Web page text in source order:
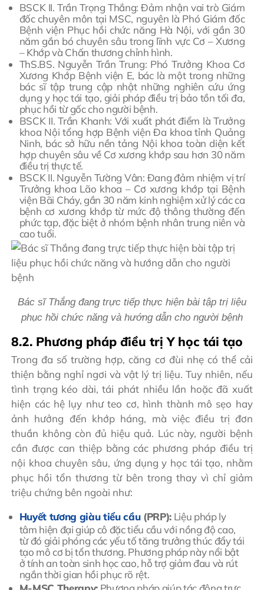
BSCK II. Trần Trọng Thắng: Đảm nhận vai trò Giám
đốc chuyên môn tại MSC, nguyên là Phó Giám đốc
Bệnh viện Phục hồi chức năng Hà Nội, với gần 30
năm gắn bó chuyên sâu trong lĩnh vực Cơ – Xương
– Khớp và Chấn thương chỉnh hình.
ThS.BS. Nguyễn Trần Trung: Phó Trưởng Khoa Cơ
Xương Khớp Bệnh viện E, bác là một trong những
bác sĩ tập trung cập nhật những nghiên cứu ứng
dụng y học tái tạo, giải pháp điều trị bảo tồn tối đa,
phục hồi từ gốc cho người bệnh.
BSCK II. Trần Khanh: Với xuất phát điểm là Trưởng
khoa Nội tổng hợp Bệnh viện Đa khoa tỉnh Quảng
Ninh, bác sở hữu nền tảng Nội khoa toàn diện kết
hợp chuyên sâu về Cơ xương khớp sau hơn 30 năm
điều trị thực tế.
BSCK II. Nguyễn Tường Vân: Đang đảm nhiệm vị trí
Trưởng khoa Lão khoa – Cơ xương khớp tại Bệnh
viện Bãi Cháy, gần 30 năm kinh nghiệm xử lý các ca
bệnh cơ xương khớp từ mức độ thông thường đến
phức tạp, đặc biệt ở nhóm bệnh nhân trung niên và
cao tuổi.
Bác sĩ Thắng đang trực tiếp thực hiện bài tập trị liệu
phục hồi chức năng và hướng dẫn cho người bệnh
8.2. Phương pháp điều trị Y học tái tạo
Trong đa số trường hợp, căng cơ đùi nhẹ có thể cải
thiện bằng nghỉ ngơi và vật lý trị liệu. Tuy nhiên, nếu
tình trạng kéo dài, tái phát nhiều lần hoặc đã xuất
hiện các hệ lụy như teo cơ, hình thành mô sẹo hay
ảnh hưởng đến khớp háng, mà việc điều trị đơn
thuần không còn đủ hiệu quả. Lúc này, người bệnh
cần được can thiệp bằng các phương pháp điều trị
nội khoa chuyên sâu, ứng dụng y học tái tạo, nhằm
phục hồi tổn thương từ bên trong thay vì chỉ giảm
triệu chứng bên ngoài như:
Huyết tương giàu tiểu cầu(PRP):Liệu pháp ly
tâm hiện đại giúp cô đặc tiểu cầu với nồng độ cao,
từ đó giải phóng các yếu tố tăng trưởng thúc đẩy tái
tạo mô cơ bị tổn thương. Phương pháp này nổi bật
ở tính an toàn sinh học cao, hỗ trợ giảm đau và rút
ngắn thời gian hồi phục rõ rệt.